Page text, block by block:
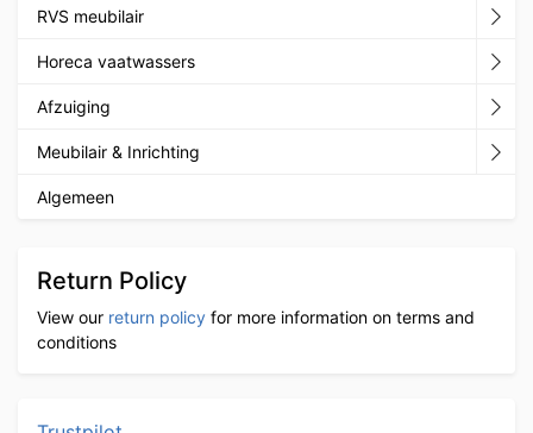
RVS meubilair
Horeca vaatwassers
Afzuiging
Meubilair & Inrichting
Algemeen
Return Policy
View our return policy for more information on terms and
conditions